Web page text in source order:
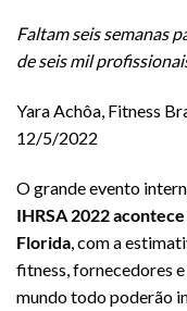
Faltam seis semanas
de seis mil
Yara Achôa, Fitness
12/5/2022
O grande evento
IHRSA 2022
Florida , com a
fitness, fornecedores
mundo todo poderão